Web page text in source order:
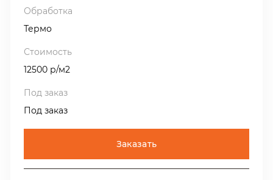
Термо
12500 р/м2
Под заказ
Заказать